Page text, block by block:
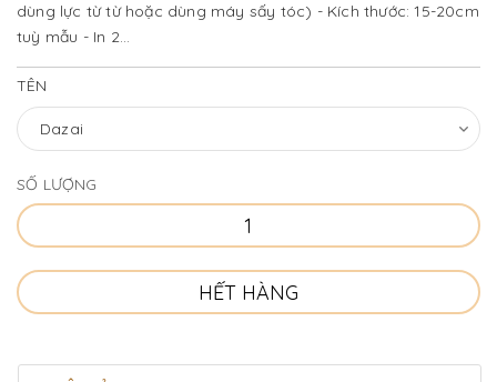
dùng lực từ từ hoặc dùng máy sấy tóc) - Kích thước: 15-20cm
tuỳ mẫu - In 2...
TÊN
SỐ LƯỢNG
HẾT HÀNG